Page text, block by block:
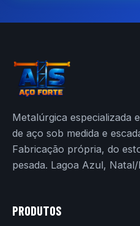
Metalúrgica especializada
de aço sob medida e
Fabricação própria, do
pesada. Lagoa Azul, Natal/
PRODUTOS